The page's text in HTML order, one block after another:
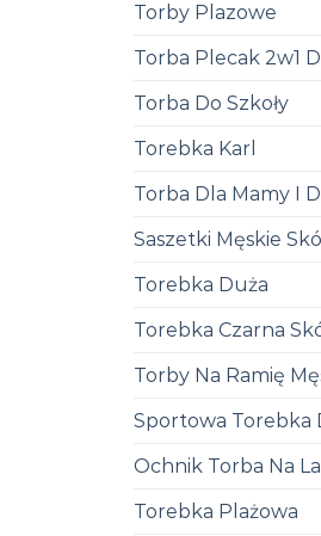
Torby Plazowe
Torba Plecak 2w1
Torba Do Szkoły
Torebka Karl
Torba Dla Mamy I
Saszetki Męskie
Torebka Duża
Torebka Czarna
Torby Na Ramię
Sportowa Torebka
Ochnik Torba Na
Torebka Plażowa